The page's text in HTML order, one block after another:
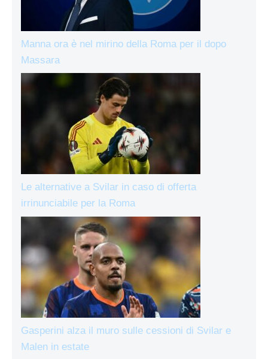
Manna ora è nel mirino della Roma per il dopo
Massara
Le alternative a Svilar in caso di offerta
irrinunciabile per la Roma
Gasperini alza il muro sulle cessioni di Svilar e
Malen in estate